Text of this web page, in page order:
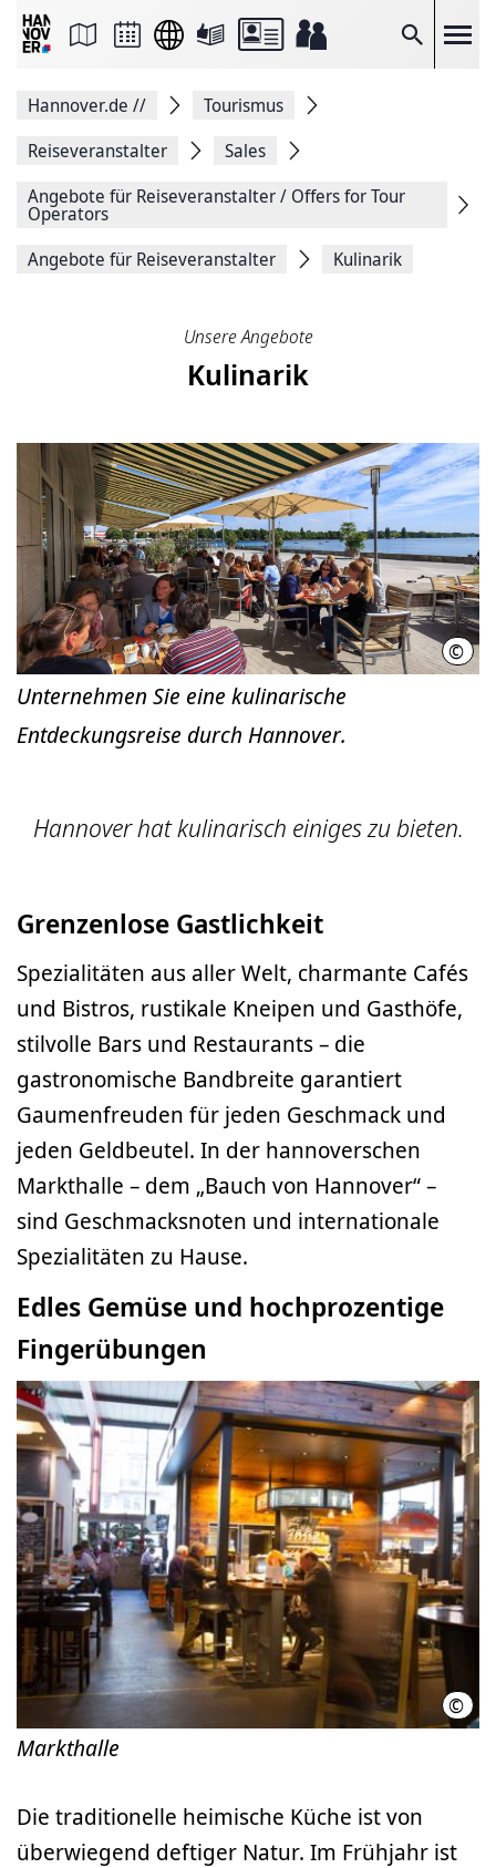
Suche
Seite
Facebook
teilen
Seitenlink
Kopieren
Drucken
Hannover.de //
Tourismus
Reiseveranstalter
Sales
Angebote für Reiseveran­stalter / Offers for Tour
Operators
Angebote für Reiseveranstalter
Kulinarik
Unsere Angebote
Kulinarik
©
Unternehmen Sie eine kulinarische
Entdeckungsreise durch Hannover.
Hannover hat kulinarisch einiges zu bieten.
Grenzenlose Gastlichkeit
Spezialitäten aus aller Welt, charmante Cafés
und Bistros, rustikale Kneipen und Gasthöfe,
stilvolle Bars und Restaurants – die
gastronomische Bandbreite garantiert
Gaumenfreuden für jeden Geschmack und
jeden Geldbeutel. In der hannoverschen
Markthalle – dem „Bauch von Hannover“ –
sind Geschmacksnoten und internationale
Spezialitäten zu Hause.
Edles Gemüse und hochprozentige
Fingerübungen
©
Markthalle
Die traditionelle heimische Küche ist von
überwiegend deftiger Natur. Im Frühjahr ist